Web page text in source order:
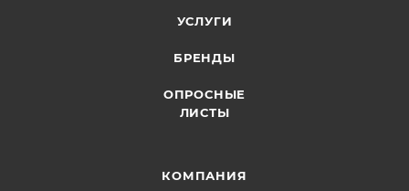
УСЛУГИ
БРЕНДЫ
ОПРОСНЫЕ
ЛИСТЫ
КОМПАНИЯ